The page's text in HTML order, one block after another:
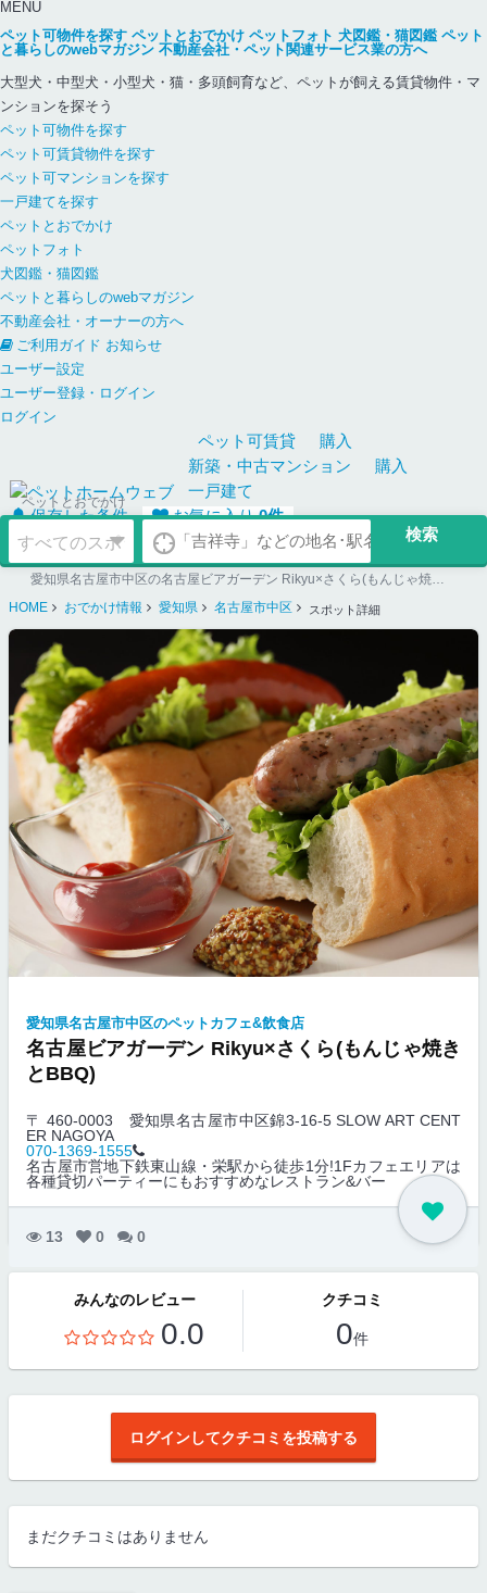
MENU
ペット可物件を探す ペットとおでかけ ペットフォト 犬図鑑・猫図鑑 ペット
と暮らしのwebマガジン 不動産会社・ペット関連サービス業の方へ
大型犬・中型犬・小型犬・猫・多頭飼育など、ペットが飼える賃貸物件・マ
ンションを探そう
ペット可物件を探す
ペット可賃貸物件を探す
ペット可マンションを探す
一戸建てを探す
ペットとおでかけ
ペットフォト
犬図鑑・猫図鑑
ペットと暮らしのwebマガジン
不動産会社・オーナーの方へ
ご利用ガイド お知らせ
ユーザー設定
ユーザー登録・ログイン
ログイン
ペット可賃貸
購入
新築・中古マンション
購入
一戸建て
保存した条件
お気に入り0件
ペットとおでかけ
愛知県名古屋市中区の名古屋ビアガーデン Rikyu×さくら(もんじゃ焼きとBBQ)の詳細ページ。ペット同伴可のお店探しならペットホームウェブ。ペット可賃貸のお部屋探し、ペット可マンション購入のご検討時にもご利用ください。
HOME
おでかけ情報 愛知県 名古屋市中区 スポット詳細
愛知県名古屋市中区のペットカフェ&飲食店
名古屋ビアガーデン Rikyu×さくら(もんじゃ焼き
とBBQ)
〒 460-0003
愛知県名古屋市中区錦3-16-5 SLOW ART CENT
ER NAGOYA
070-1369-1555
名古屋市営地下鉄東山線・栄駅から徒歩1分!1Fカフェエリアは
各種貸切パーティーにもおすすめなレストラン&バー
13 0 0
みんなのレビュー
0.0
クチコミ
0件
ログインしてクチコミを投稿する
まだクチコミはありません